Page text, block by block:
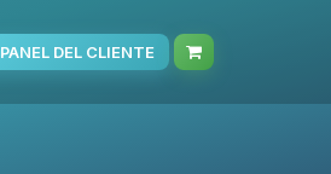
PANEL DEL CLIENTE